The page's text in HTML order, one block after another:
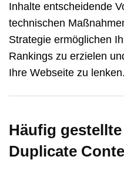
Inhalte entscheidende
technischen
Strategie ermöglichen
Rankings zu erzielen
Ihre Webseite zu lenken.
Häufig
Duplicate